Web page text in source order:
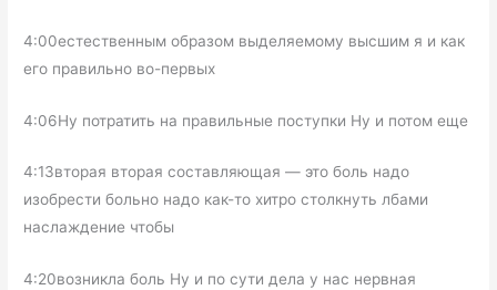
4:00естественным образом выделяемому высшим я и как
его правильно во-первых
4:06Ну потратить на правильные поступки Ну и потом еще
4:13вторая вторая составляющая — это боль надо
изобрести больно надо как-то хитро столкнуть лбами
наслаждение чтобы
4:20возникла боль Ну и по сути дела у нас нервная